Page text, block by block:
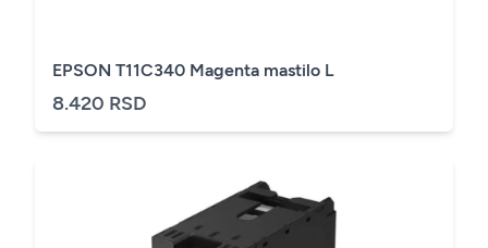
EPSON T11C340 Magenta mastilo L
8.420 RSD